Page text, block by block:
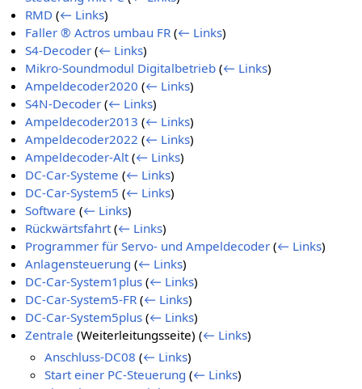
RMD (← Links)
Faller ® Actros umbau FR (← Links)
S4-Decoder (← Links)
Mikro-Soundmodul Digitalbetrieb (← Links)
Ampeldecoder2020 (← Links)
S4N-Decoder (← Links)
Ampeldecoder2013 (← Links)
Ampeldecoder2022 (← Links)
Ampeldecoder-Alt (← Links)
DC-Car-Systeme (← Links)
DC-Car-System5 (← Links)
Software (← Links)
Rückwärtsfahrt (← Links)
Programmer für Servo- und Ampeldecoder (← Links)
Anlagensteuerung (← Links)
DC-Car-System1plus (← Links)
DC-Car-System5-FR (← Links)
DC-Car-System5plus (← Links)
Zentrale (Weiterleitungsseite)(← Links)
Anschluss-DC08 (← Links)
Start einer PC-Steuerung (← Links)